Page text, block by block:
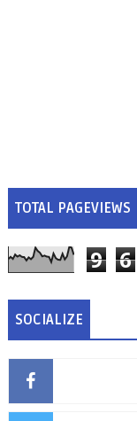
TOTAL PAGEVIEWS
9 6
SOCIALIZE